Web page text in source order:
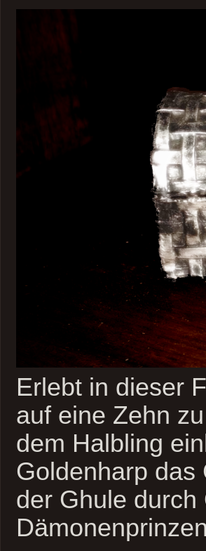
Erlebt in dieser
auf eine Zehn
dem Halbling
Goldenharp das
der Ghule durch